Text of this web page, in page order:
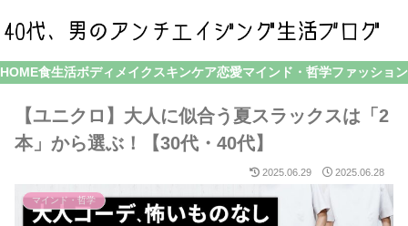
HOME食生活ボディメイク スキンケア恋愛マインド・哲学ファッション
【ユニクロ】大人に似合う夏スラックスは「2
本」から選ぶ！【30代・40代】
2025.06.29 2025.06.28
マインド・哲学